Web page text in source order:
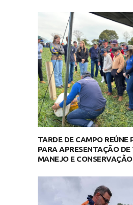
TARDE DE CAMPO REÚNE
PARA APRESENTAÇÃO DE
MANEJO E